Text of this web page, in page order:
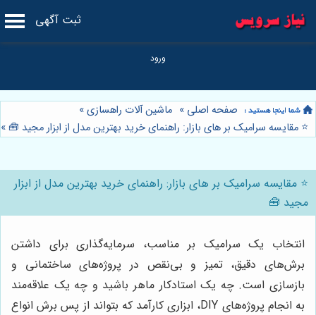
ثبت آگهی
صفحه اصلی » ماشین آلات راهسازی»
⭐️ مقایسه سرامیک بر های بازار: راهنمای خرید بهترین مدل از ابزار مجید 🧰 »
⭐️ مقایسه سرامیک بر های بازار: راهنمای خرید بهترین مدل از ابزار
مجید 🧰
انتخاب یک سرامیک بر مناسب، سرمایه‌گذاری برای داشتن
برش‌های دقیق، تمیز و بی‌نقص در پروژه‌های ساختمانی و
بازسازی است. چه یک استادکار ماهر باشید و چه یک علاقه‌مند
به انجام پروژه‌های DIY، ابزاری کارآمد که بتواند از پس برش انواع